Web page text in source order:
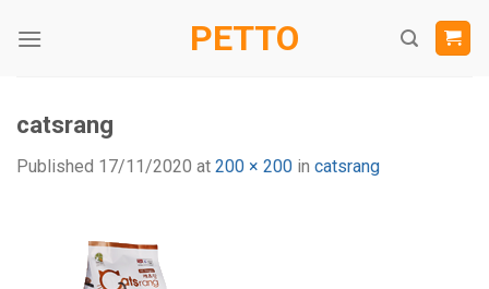
PETTO
catsrang
Published 17/11/2020 at 200 × 200 in catsrang